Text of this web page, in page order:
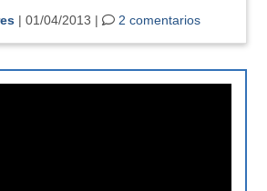
| 01/04/2013 | 2 comentarios